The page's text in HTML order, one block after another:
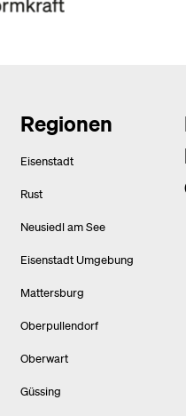
Regionen
Eisenstadt
Rust
Neusiedl am See
Eisenstadt Umgebung
Mattersburg
Oberpullendorf
Oberwart
Güssing